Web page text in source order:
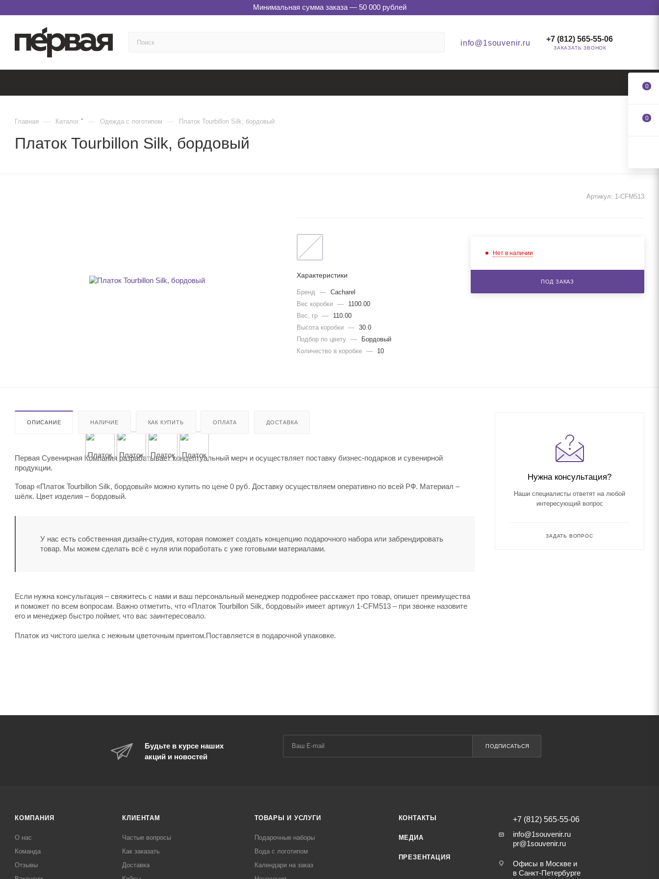
Минимальная сумма заказа — 50 000 рублей
info@1souvenir.ru +7 (812) 565-55-06
ЗАКАЗАТЬ ЗВОНОК
Главная — Каталог — Одежда с логотипом — Платок Tourbillon Silk, бордовый
Платок Tourbillon Silk, бордовый
Артикул: 1-CFM513
Характеристики
Бренд —
Cacharel
Вес коробки
—
1100.00
Вес, гр
—
110.00
Высота коробки
—
30.0
Подбор по цвету
—
Бордовый
Количество в коробке
— 10
Нет в наличии
ПОД ЗАКАЗ
ОПИСАНИЕ НАЛИЧИЕ КАК КУПИТЬ ОПЛАТА ДОСТАВКА
Первая Сувенирная Компания разрабатывает концептуальный мерч и осуществляет поставку бизнес-подарков и сувенирной
продукции.
Товар «Платок Tourbillon Silk, бордовый» можно купить по цене 0 руб. Доставку осуществляем оперативно по всей РФ. Материал –
шёлк. Цвет изделия – бордовый.
У нас есть собственная дизайн-студия, которая поможет создать концепцию подарочного набора или забрендировать
товар. Мы можем сделать всё с нуля или поработать с уже готовыми материалами.
Если нужна консультация – свяжитесь с нами и ваш персональный менеджер подробнее расскажет про товар, опишет преимущества
и поможет по всем вопросам. Важно отметить, что «Платок Tourbillon Silk, бордовый» имеет артикул 1-CFM513 – при звонке назовите
его и менеджер быстро поймет, что вас заинтересовало.
Платок из чистого шелка с нежным цветочным принтом.Поставляется в подарочной упаковке.
Нужна консультация?
Наши специалисты ответят на любой
интересующий вопрос
ЗАДАТЬ ВОПРОС
Будьте в курсе наших
акций и новостей
ПОДПИСАТЬСЯ
КОМПАНИЯ
О нас
Команда
Отзывы
КЛИЕНТАМ
Частые вопросы
Как заказать
Доставка
ТОВАРЫ И УСЛУГИ
Подарочные наборы
Вода с логотипом
Календари на заказ
КОНТАКТЫ
МЕДИА
ПРЕЗЕНТАЦИЯ
+7 (812) 565-55-06
info@1souvenir.ru
pr@1souvenir.ru
Офисы в Москве и
в Санкт-Петербурге
0
0